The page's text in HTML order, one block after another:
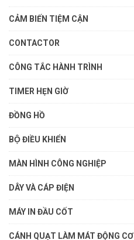
CẢM BIẾN TIỆM CẬN
CONTACTOR
CÔNG TẮC HÀNH TRÌNH
TIMER HẸN GIỜ
ĐỒNG HỒ
BỘ ĐIỀU KHIỂN
MÀN HÌNH CÔNG NGHIỆP
DÂY VÀ CÁP ĐIỆN
MÁY IN ĐẦU CỐT
CÁNH QUẠT LÀM MÁT ĐỘNG CƠ